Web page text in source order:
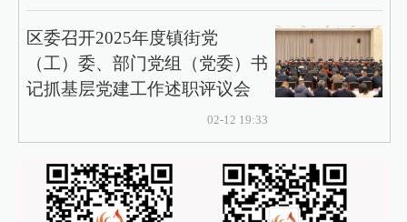
区委召开2025年度镇街党
（工）委、部门党组（党委）书
记抓基层党建工作述职评议会
02-12 19:33